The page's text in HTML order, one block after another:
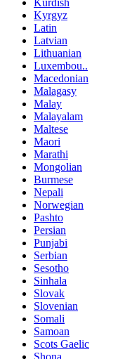
Kurdish
Kyrgyz
Latin
Latvian
Lithuanian
Luxembou..
Macedonian
Malagasy
Malay
Malayalam
Maltese
Maori
Marathi
Mongolian
Burmese
Nepali
Norwegian
Pashto
Persian
Punjabi
Serbian
Sesotho
Sinhala
Slovak
Slovenian
Somali
Samoan
Scots Gaelic